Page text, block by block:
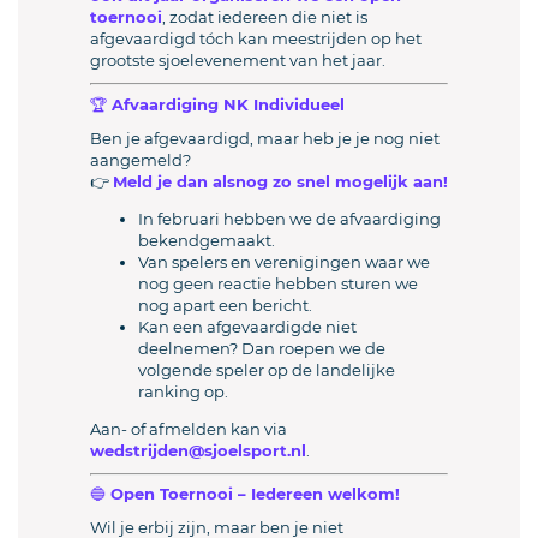
toernooi , zodat iedereen die niet is
afgevaardigd tóch kan meestrijden op het
grootste sjoelevenement van het jaar.
🏆 Afvaardiging NK Individueel
Ben je afgevaardigd, maar heb je je nog niet
aangemeld?
👉 Meld je dan alsnog zo snel mogelijk aan!
In februari hebben we de afvaardiging
bekendgemaakt.
Van spelers en verenigingen waar we
nog geen reactie hebben sturen we
nog apart een bericht.
Kan een afgevaardigde niet
deelnemen? Dan roepen we de
volgende speler op de landelijke
ranking op.
Aan- of afmelden kan via
wedstrijden@sjoelsport.nl
🔵 Open Toernooi – Iedereen welkom!
Wil je erbij zijn, maar ben je niet